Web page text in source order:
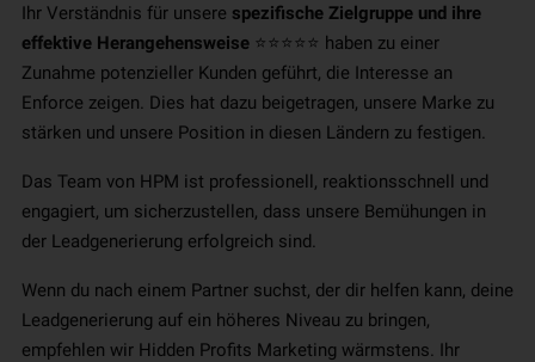
Ihr Verständnis für unsere spezifische Zielgruppe und ihre
effektive Herangehensweise⭐⭐⭐⭐⭐ haben zu einer
Zunahme potenzieller Kunden geführt, die Interesse an
Enforce zeigen. Dies hat dazu beigetragen, unsere Marke zu
stärken und unsere Position in diesen Ländern zu festigen.
Das Team von HPM ist professionell, reaktionsschnell und
engagiert, um sicherzustellen, dass unsere Bemühungen in
der Leadgenerierung erfolgreich sind.
Wenn du nach einem Partner suchst, der dir helfen kann, deine
Leadgenerierung auf ein höheres Niveau zu bringen,
empfehlen wir Hidden Profits Marketing wärmstens. Ihr